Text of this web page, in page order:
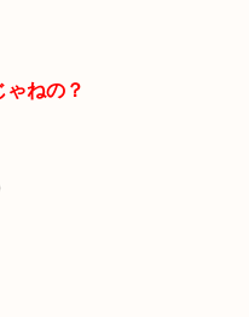
ねの？